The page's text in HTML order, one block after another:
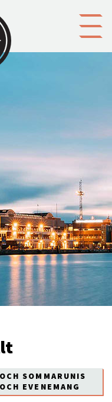
SOMMARUNIS
EVENEMANG